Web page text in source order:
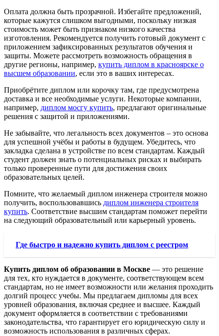
Оплата должна быть прозрачной. Избегайте предложений,
которые кажутся слишком выгодными, поскольку низкая
стоимость может быть признаком низкого качества
изготовления. Рекомендуется получить готовый документ с
приложением зафиксированных результатов обучения и
защиты. Можете рассмотреть возможность обращения в
другие регионы, например, купить диплом в красноярске о
высшем образовании, если это в ваших интересах.
Приобрётите диплом или корочку там, где предусмотрена
доставка и все необходимые услуги. Некоторые компании,
например, диплом мосгу купить, предлагают оригинальные
решения с защитой и приложениями.
Не забывайте, что легальность всех документов – это основа
для успешной учёбы и работы в будущем. Убедитесь, что
закладка сделана в устройстве по всем стандартам. Каждый
студент должен знать о потенциальных рисках и выбирать
только проверенные пути для достижения своих
образовательных целей.
Помните, что желаемый диплом инженера строителя можно
получить, воспользовавшись диплом инженера строителя
купить. Соответствие высшим стандартам поможет перейти
на следующий образовательный или карьерный уровень.
Где быстро и надежно купить диплом с реестром
Купить диплом об образовании в Москве — это решение
для тех, кто нуждается в документе, соответствующем всем
стандартам, но не имеет возможности или желания проходить
долгий процесс учебы. Мы предлагаем дипломы для всех
уровней образования, включая среднее и высшее. Каждый
документ оформляется в соответствии с требованиями
законодательства, что гарантирует его юридическую силу и
возможность использования в различных сферах.